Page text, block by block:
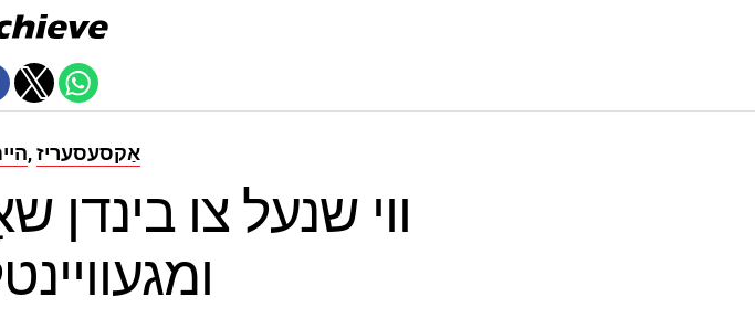
, אַקסעסעריז
ווי שנעל צו